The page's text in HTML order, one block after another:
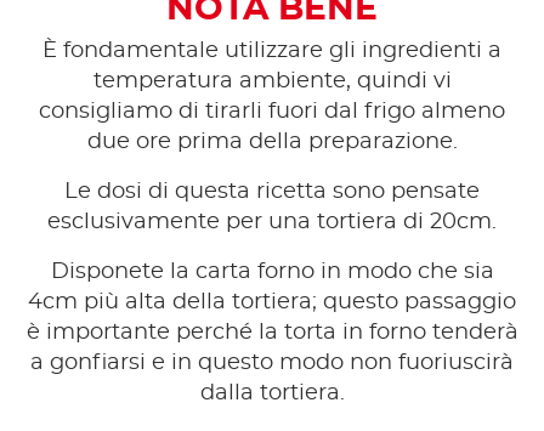
NOTA BENE
È fondamentale utilizzare gli ingredienti a
temperatura ambiente, quindi vi
consigliamo di tirarli fuori dal frigo almeno
due ore prima della preparazione.
Le dosi di questa ricetta sono pensate
esclusivamente per una tortiera di 20cm.
Disponete la carta forno in modo che sia
4cm più alta della tortiera; questo passaggio
è importante perché la torta in forno tenderà
a gonfiarsi e in questo modo non fuoriuscirà
dalla tortiera.